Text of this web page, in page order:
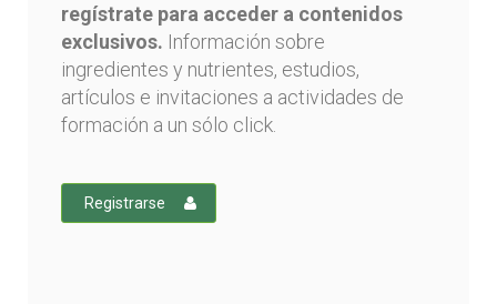
regístrate para acceder a contenidos
exclusivos. Información sobre
ingredientes y nutrientes, estudios,
artículos e invitaciones a actividades de
formación a un sólo click.
Registrarse